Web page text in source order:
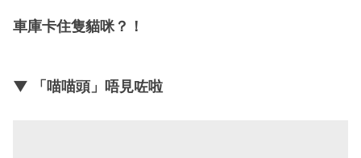
車庫卡住隻貓咪？！
▼ 「喵喵頭」唔見咗啦